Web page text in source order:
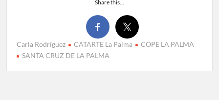
Share this...
Carla Rodríguez CATARTE La Palma
COPE LA PALMA
SANTA CRUZ DE LA PALMA